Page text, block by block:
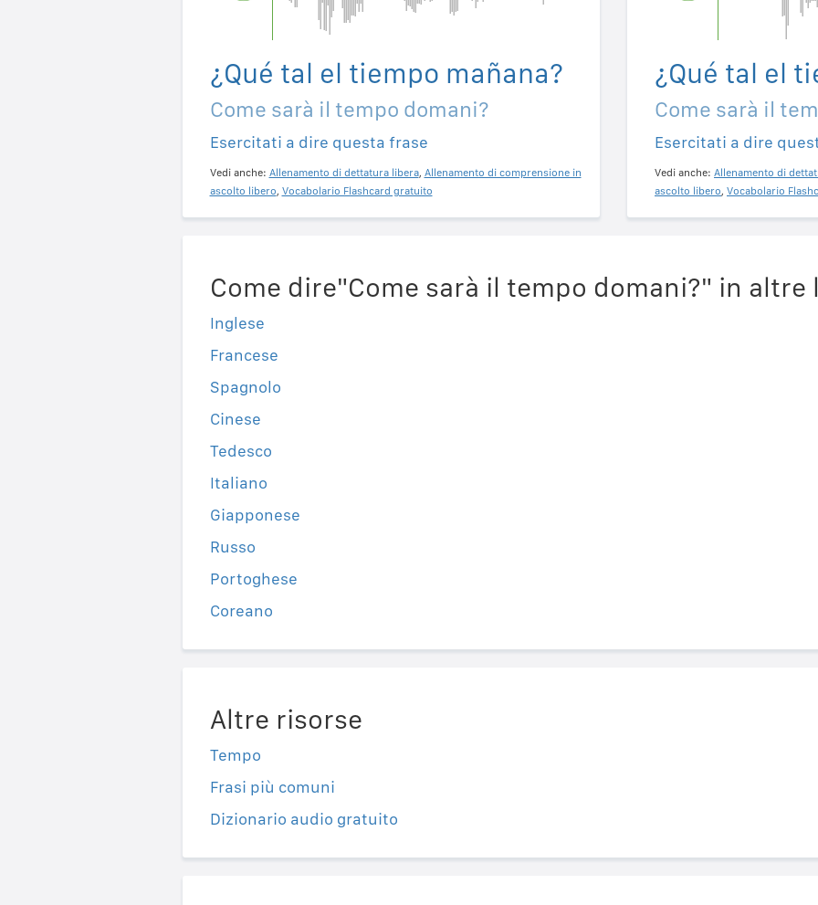
¿Qué tal el tiempo mañana?
Come sarà il tempo domani?
Esercitati a dire questa frase
Vedi anche: Allenamento di dettatura libera, Allenamento di comprensione in
ascolto libero, Vocabolario Flashcard gratuito
¿Qué tal el
Come sarà il
Esercitati a dire
Vedi anche: Allenamento di
ascolto libero, Vocabolario
Come dire"Come sarà il tempo domani?" in altre
Inglese
Francese
Spagnolo
Cinese
Tedesco
Italiano
Giapponese
Russo
Portoghese
Coreano
Altre risorse
Tempo
Frasi più comuni
Dizionario audio gratuito